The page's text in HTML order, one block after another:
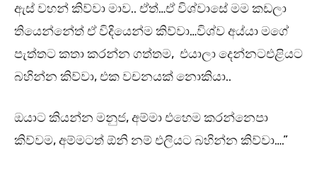
ඇස් වහන් කිව්වා මාව.. ඒත්…ඒ විශ්වාසේ මම කඩලා
තියෙන්නේත් ඒ විදියෙන්ම කිව්වා…විශ්ව අය්යා මගේ
පැත්තට කතා කරන්න ගත්තම, එයාලා දෙන්නටඑළියට
බහින්න කිව්වා, එක වචනයක් නොකියා..
ඔයාට කියන්න මනුජ, අම්මා එහෙම කරන්නෙපා
කිව්වම, අම්මටත් ඕනි නම් එලියට බහින්න කිව්වා….”